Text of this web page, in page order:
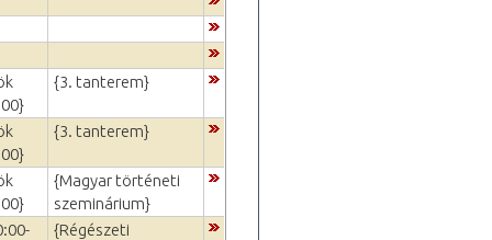
{3. tanterem}
{3. tanterem}
{Magyar történeti
szeminárium}
{Régészeti